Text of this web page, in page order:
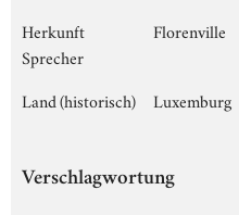
Herkunft
Sprecher
Florenville
Land (historisch) Luxemburg
Verschlagwortung